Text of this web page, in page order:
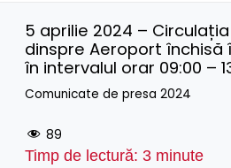
5 aprilie 2024 –
dinspre Aeroport închisă
în intervalul orar 09:00 –
Comunicate de presa 2024
89
Timp de lectură: 3 minute